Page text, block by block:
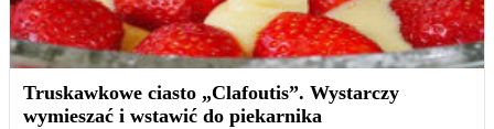
Truskawkowe ciasto „Clafoutis”. Wystarczy
wymieszać i wstawić do piekarnika